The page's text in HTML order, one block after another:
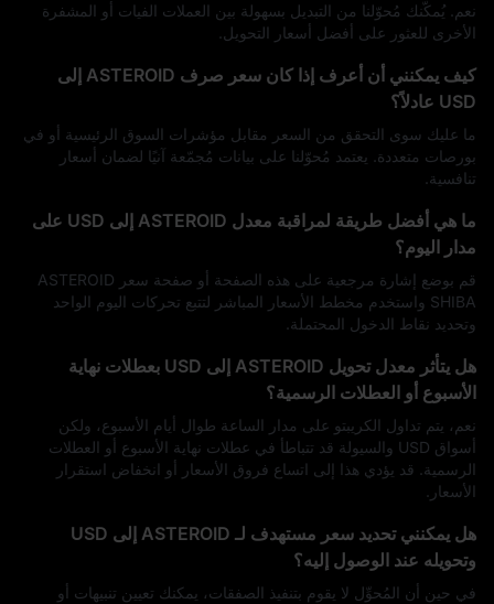
نعم. يُمكّنك مُحوّلنا من التبديل بسهولة بين العملات الفيات أو المشفرة
الأخرى للعثور على أفضل أسعار التحويل.
كيف يمكنني أن أعرف إذا كان سعر صرف ASTEROID إلى
USD عادلاً؟
ما عليك سوى التحقق من السعر مقابل مؤشرات السوق الرئيسية أو في
بورصات متعددة. يعتمد مُحوّلنا على بيانات مُجمّعة آنيًا لضمان أسعار
تنافسية.
ما هي أفضل طريقة لمراقبة معدل ASTEROID إلى USD على
مدار اليوم؟
قم بوضع إشارة مرجعية على هذه الصفحة أو صفحة سعر ASTEROID
SHIBA واستخدم مخطط الأسعار المباشر لتتبع تحركات اليوم الواحد
وتحديد نقاط الدخول المحتملة.
هل يتأثر معدل تحويل ASTEROID إلى USD بعطلات نهاية
الأسبوع أو العطلات الرسمية؟
نعم، يتم تداول الكريبتو على مدار الساعة طوال أيام الأسبوع، ولكن
أسواق USD والسيولة قد تتباطأ في عطلات نهاية الأسبوع أو العطلات
الرسمية. قد يؤدي هذا إلى اتساع فروق الأسعار أو انخفاض استقرار
الأسعار.
هل يمكنني تحديد سعر مستهدف لـ ASTEROID إلى USD
وتحويله عند الوصول إليه؟
في حين أن المُحوِّل لا يقوم بتنفيذ الصفقات، يمكنك تعيين تنبيهات أو